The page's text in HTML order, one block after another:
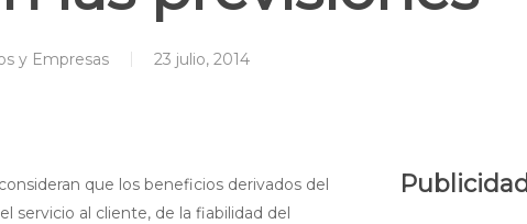
y Empresas 23 julio, 2014
que los beneficios derivados del
servicio al cliente, de la fiabilidad del
Publicidad